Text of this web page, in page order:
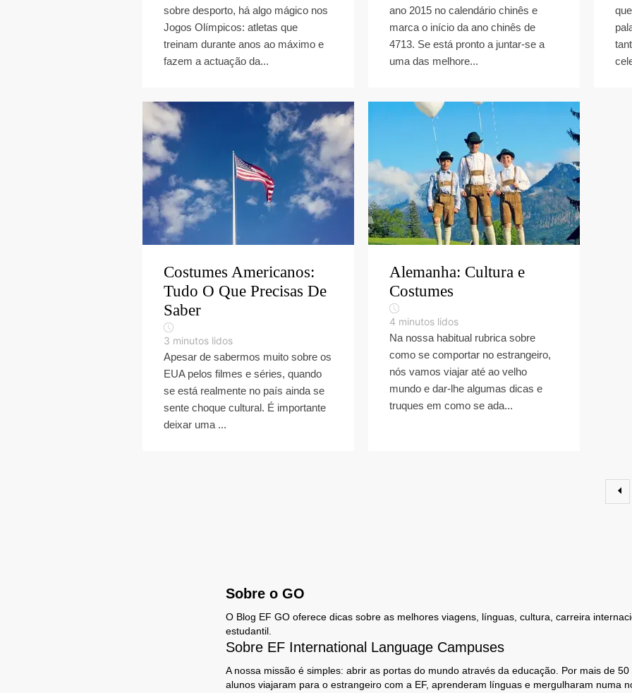
sobre desporto, há algo mágico nos
Jogos Olímpicos: atletas que
treinam durante anos ao máximo e
fazem a actuação da...
ano 2015 no calendário chinês e
marca o início da ano chinês de
4713. Se está pronto a juntar-se a
uma das melhore...
Costumes Americanos:
Tudo O Que Precisas De
Saber
3 minutos lidos
Apesar de sabermos muito sobre os
EUA pelos filmes e séries, quando
se está realmente no país ainda se
sente choque cultural. É importante
deixar uma ...
Alemanha: Cultura e
Costumes
4 minutos lidos
Na nossa habitual rubrica sobre
como se comportar no estrangeiro,
nós vamos viajar até ao velho
mundo e dar-lhe algumas dicas e
truques em como se ada...
Sobre o GO
O Blog EF GO oferece dicas sobre as melhores viagens, línguas, cultura, carreira
estudantil.
Sobre EF International Language Campuses
A nossa missão é simples: abrir as portas do mundo através da educação. Por mais de
alunos viajaram para o estrangeiro com a EF, aprenderam línguas e mergulharam numa